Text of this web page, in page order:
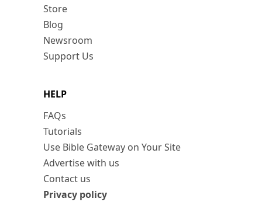
Store
Blog
Newsroom
Support Us
HELP
FAQs
Tutorials
Use Bible Gateway on Your Site
Advertise with us
Contact us
Privacy policy